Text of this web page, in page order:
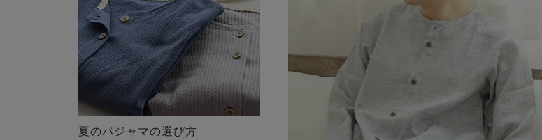
夏のパジャマの選び方